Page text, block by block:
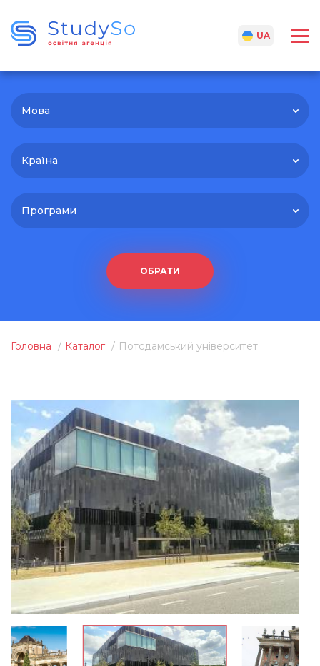
UA
Мова
Країна
Програми
ОБРАТИ
Головна Каталог Потсдамський університет